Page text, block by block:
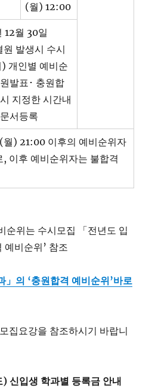
(월) 12:00
12월 30일
발생시 수시
개인별 예비순
발표･ 충원합
지정한 시간내
서등록
) 21:00 이후의 예비순위자
이후 예비순위자는 불합격
순위는 수시모집 「전년도 입
예비순위’ 참조
」의 ‘충원합격 예비순위’바로
집요강을 참조하시기 바랍니
신입생 학과별 등록금 안내